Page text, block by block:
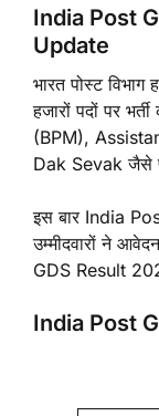
India Post
Update
भारत पोस्ट
हजारों पदों पर
(BPM),
Dak Sevak जैसे
इस बार India
उम्मीदवारों ने
GDS Result
India Post